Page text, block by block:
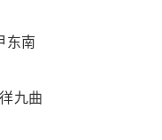
东南
九曲